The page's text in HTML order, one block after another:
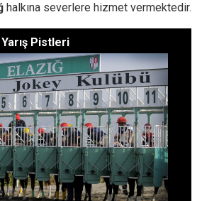
halkına severlere hizmet vermektedir.
Pistleri